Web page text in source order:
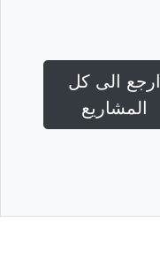
ارجع الى كل
المشاريع